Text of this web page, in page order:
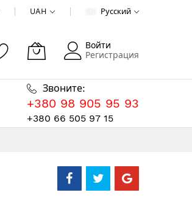
UAH Русский
Войти
Регистрация
Звоните:
+380 98 905 95 93
+380 66 505 97 15